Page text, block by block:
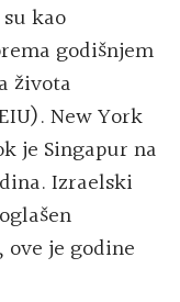
kao
godišnjem
života
New York
je Singapur na
Izraelski
je godine